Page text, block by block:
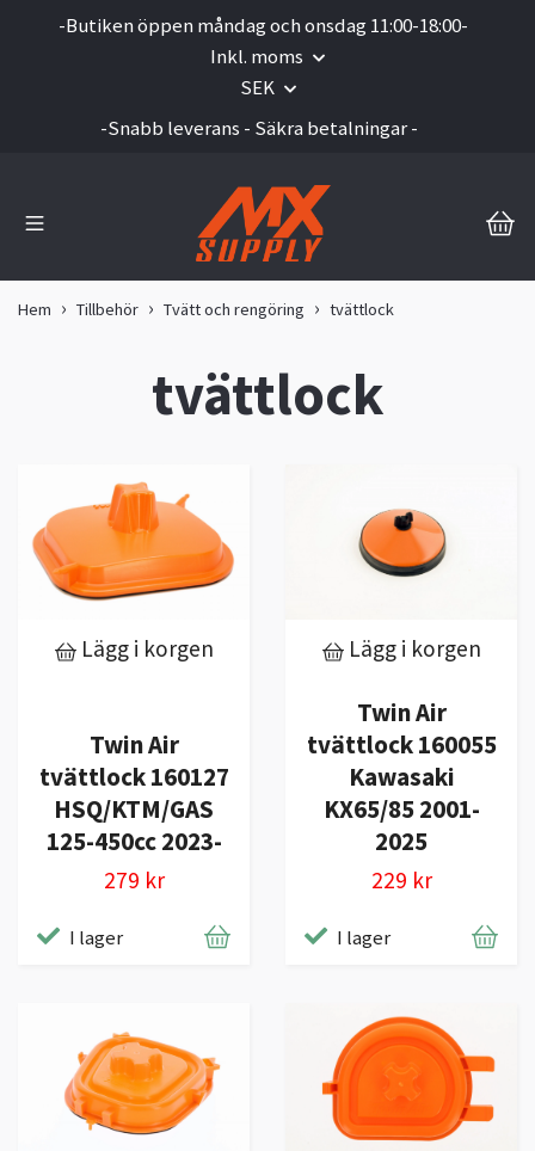
-Butiken öppen måndag och onsdag 11:00-18:00-
Inkl. moms
SEK
-Snabb leverans - Säkra betalningar -
Hem Tillbehör Tvätt och rengöring tvättlock
tvättlock
Lägg i korgen
Twin Air
tvättlock 160127
HSQ/KTM/GAS
125-450cc 2023-
279 kr
I lager
Lägg i korgen
Twin Air
tvättlock 160055
Kawasaki
KX65/85 2001-
2025
229 kr
I lager